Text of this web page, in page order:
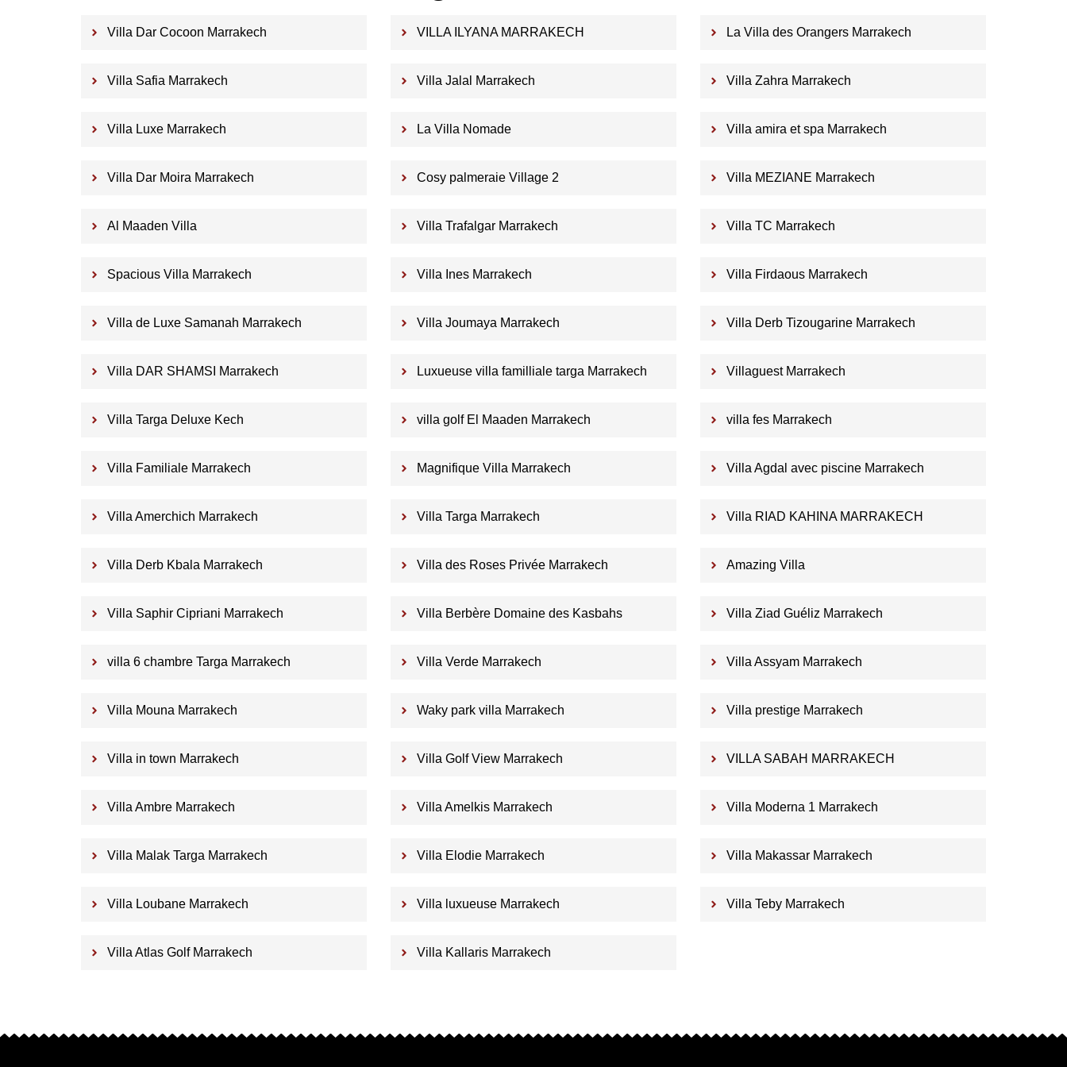
Villa Dar Cocoon Marrakech VILLA ILYANA MARRAKECH La Villa des Orangers Marrakech
Villa Safia Marrakech Villa Jalal Marrakech Villa Zahra Marrakech
Villa Luxe Marrakech La Villa Nomade Villa amira et spa Marrakech
Villa Dar Moira Marrakech Cosy palmeraie Village 2 Villa MEZIANE Marrakech
Al Maaden Villa Villa Trafalgar Marrakech Villa TC Marrakech
Spacious Villa Marrakech Villa Ines Marrakech Villa Firdaous Marrakech
Villa de Luxe Samanah Marrakech Villa Joumaya Marrakech Villa Derb Tizougarine Marrakech
Villa DAR SHAMSI Marrakech Luxueuse villa familliale targa Marrakech Villaguest Marrakech
Villa Targa Deluxe Kech villa golf El Maaden Marrakech villa fes Marrakech
Villa Familiale Marrakech Magnifique Villa Marrakech Villa Agdal avec piscine Marrakech
Villa Amerchich Marrakech Villa Targa Marrakech Villa RIAD KAHINA MARRAKECH
Villa Derb Kbala Marrakech Villa des Roses Privée Marrakech Amazing Villa
Villa Saphir Cipriani Marrakech Villa Berbère Domaine des Kasbahs Villa Ziad Guéliz Marrakech
villa 6 chambre Targa Marrakech Villa Verde Marrakech Villa Assyam Marrakech
Villa Mouna Marrakech Waky park villa Marrakech Villa prestige Marrakech
Villa in town Marrakech Villa Golf View Marrakech VILLA SABAH MARRAKECH
Villa Ambre Marrakech Villa Amelkis Marrakech Villa Moderna 1 Marrakech
Villa Malak Targa Marrakech Villa Elodie Marrakech Villa Makassar Marrakech
Villa Loubane Marrakech Villa luxueuse Marrakech Villa Teby Marrakech
Villa Atlas Golf Marrakech Villa Kallaris Marrakech